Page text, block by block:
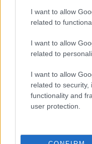
I want to allow
related to
I want to allow
related to
I want to allow
related to security,
functionality and
user protection.
Mario Malu
Paolo